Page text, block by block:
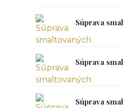
Súprava
Súprava
Súprava